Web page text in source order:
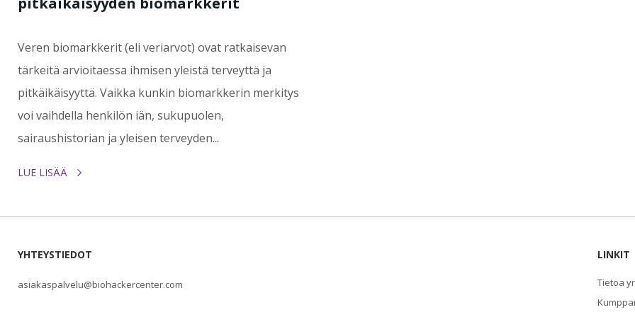
Veren biomarkkerit (eli veriarvot) ovat ratkaisevan
tärkeitä arvioitaessa ihmisen yleistä terveyttä ja
pitkäikäisyyttä. Vaikka kunkin biomarkkerin merkitys
voi vaihdella henkilön iän, sukupuolen,
sairaushistorian ja yleisen terveyden...
LUE LISÄÄ
YHTEYSTIEDOT
asiakaspalvelu@biohackercenter.com
LINKIT
Tietoa